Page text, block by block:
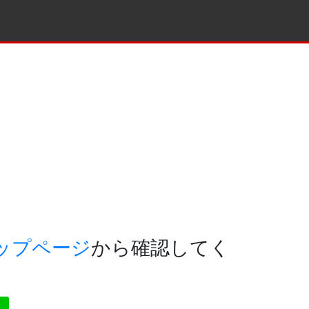
プページから確認してく